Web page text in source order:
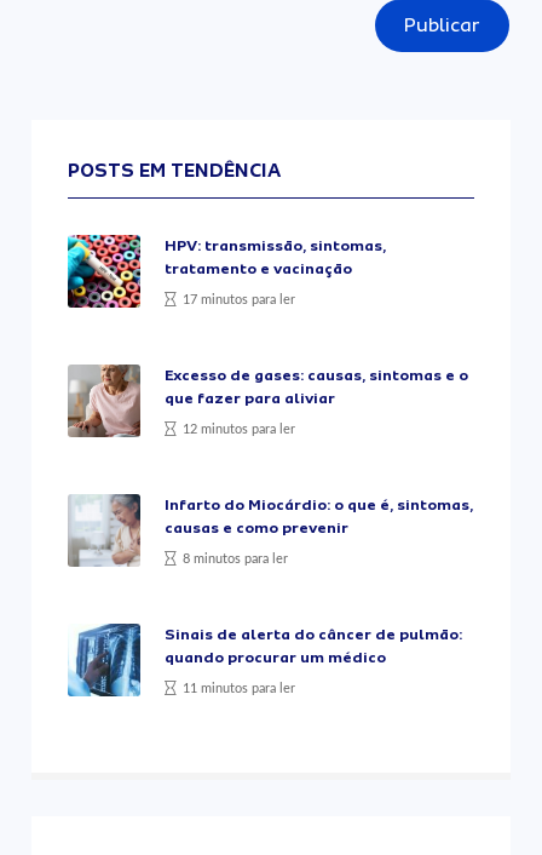
Publicar
POSTS EM TENDÊNCIA
HPV: transmissão, sintomas,
tratamento e vacinação
17 minutos para ler
Excesso de gases: causas, sintomas e o
que fazer para aliviar
12 minutos para ler
Infarto do Miocárdio: o que é, sintomas,
causas e como prevenir
8 minutos para ler
Sinais de alerta do câncer de pulmão:
quando procurar um médico
11 minutos para ler